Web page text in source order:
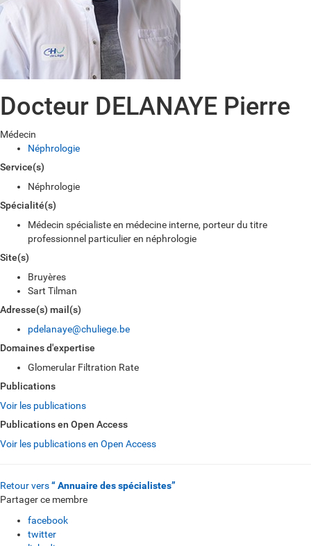
Docteur DELANAYE Pierre
Médecin
Néphrologie
Service(s)
Néphrologie
Spécialité(s)
Médecin spécialiste en médecine interne, porteur du titre
professionnel particulier en néphrologie
Site(s)
Bruyères
Sart Tilman
Adresse(s) mail(s)
pdelanaye@chuliege.be
Domaines d'expertise
Glomerular Filtration Rate
Publications
Voir les publications
Publications en Open Access
Voir les publications en Open Access
Retour vers“ Annuaire des spécialistes”
Partager ce membre
facebook
twitter